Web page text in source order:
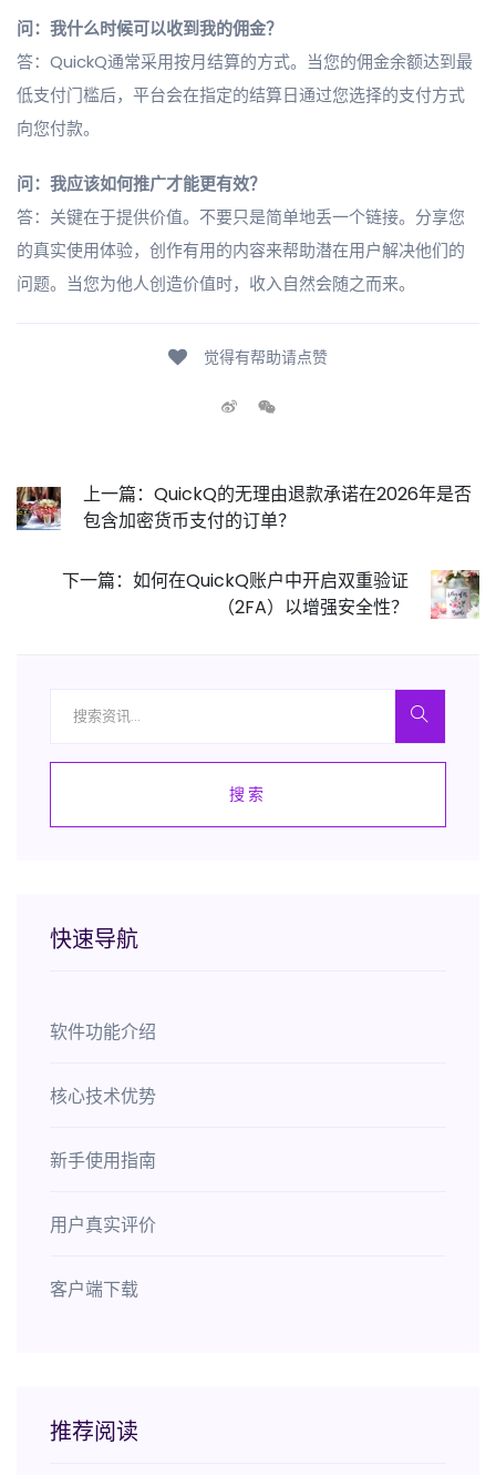
问：我什么时候可以收到我的佣金？
答：QuickQ通常采用按月结算的方式。当您的佣金余额达到最
低支付门槛后，平台会在指定的结算日通过您选择的支付方式
向您付款。
问：我应该如何推广才能更有效？
答：关键在于提供价值。不要只是简单地丢一个链接。分享您
的真实使用体验，创作有用的内容来帮助潜在用户解决他们的
问题。当您为他人创造价值时，收入自然会随之而来。
觉得有帮助请点赞
上一篇：QuickQ的无理由退款承诺在2026年是否
包含加密货币支付的订单？
下一篇：如何在QuickQ账户中开启双重验证
（2FA）以增强安全性？
搜索
快速导航
软件功能介绍
核心技术优势
新手使用指南
用户真实评价
客户端下载
推荐阅读